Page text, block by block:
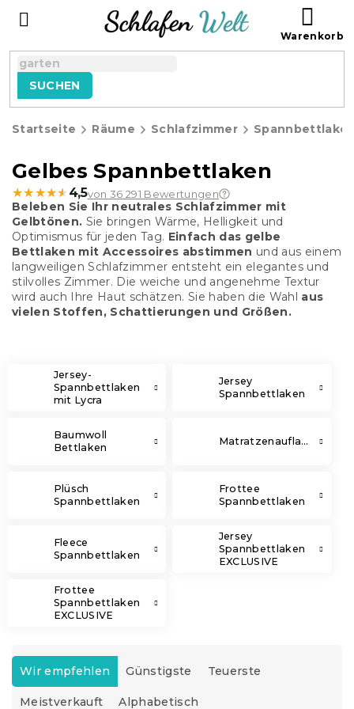
SUCHEN
Startseite Räume Schlafzimmer
Gelbes Spannbettlaken
★★★★★
★★★★★ 4,5von 36 291 Bewertungen
Beleben Sie Ihr neutrales Schlafzimmer mit
Gelbtönen. Sie bringen Wärme, Helligkeit und
Optimismus für jeden Tag. Einfach das gelbe
Bettlaken mit Accessoires abstimmen und aus einem
langweiligen Schlafzimmer entsteht ein elegantes und
stilvolles Zimmer. Die weiche und angenehme Textur
wird auch Ihre Haut schätzen. Sie haben die Wahl aus
vielen Stoffen, Schattierungen und Größen.
Jersey-
Spannbettlaken
mit Lycra
Jersey
Spannbettlaken
Baumwoll
Bettlaken
Matratzenauflage
Plüsch
Spannbettlaken
Frottee
Spannbettlaken
Fleece
Spannbettlaken
Jersey
Spannbettlaken
EXCLUSIVE
Frottee
Spannbettlaken
EXCLUSIVE
P
o
Wir empfehlen Günstigste Teuerste
Meistverkauft Alphabetisch